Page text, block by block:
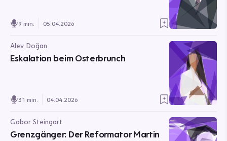
9 min. 05.04.2026
Alev Doğan
Eskalation beim Osterbrunch
31 min. 04.04.2026
Gabor Steingart
Grenzgänger: Der Reformator Martin